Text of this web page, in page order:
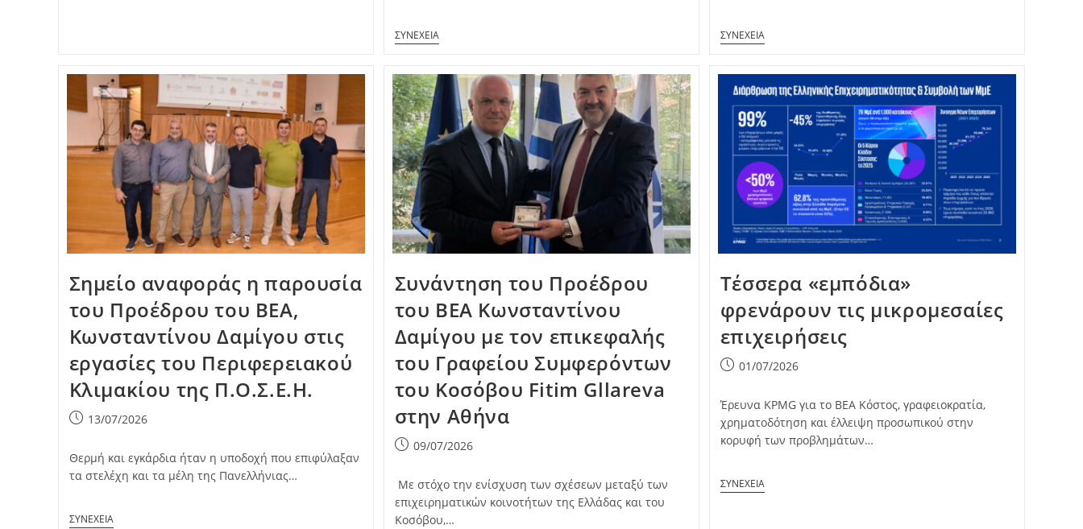
Σημείο αναφοράς η παρουσία
του Προέδρου του ΒΕΑ,
Κωνσταντίνου Δαμίγου στις
εργασίες του Περιφερειακού
Κλιμακίου της Π.Ο.Σ.Ε.Η.
Post13/07/2026
Θερμή και εγκάρδια ήταν η υποδοχή που επιφύλαξαν
τα στελέχη και τα μέλη της Πανελλήνιας…
Συνάντηση του Προέδρου
του ΒΕΑ Κωνσταντίνου
Δαμίγου με τον επικεφαλής
του Γραφείου Συμφερόντων
του Κοσόβου Fitim Gllareva
στην Αθήνα
Post09/07/2026
Με στόχο την ενίσχυση των σχέσεων μεταξύ των
επιχειρηματικών κοινοτήτων της Ελλάδας και του
Κοσόβου,…
Τέσσερα «εμπόδια»
φρενάρουν τις μικρομεσαίες
επιχειρήσεις
Post01/07/2026
Έρευνα KPMG για το ΒΕΑ Κόστος, γραφειοκρατία,
χρηματοδότηση και έλλειψη προσωπικού στην
κορυφή των προβλημάτων…